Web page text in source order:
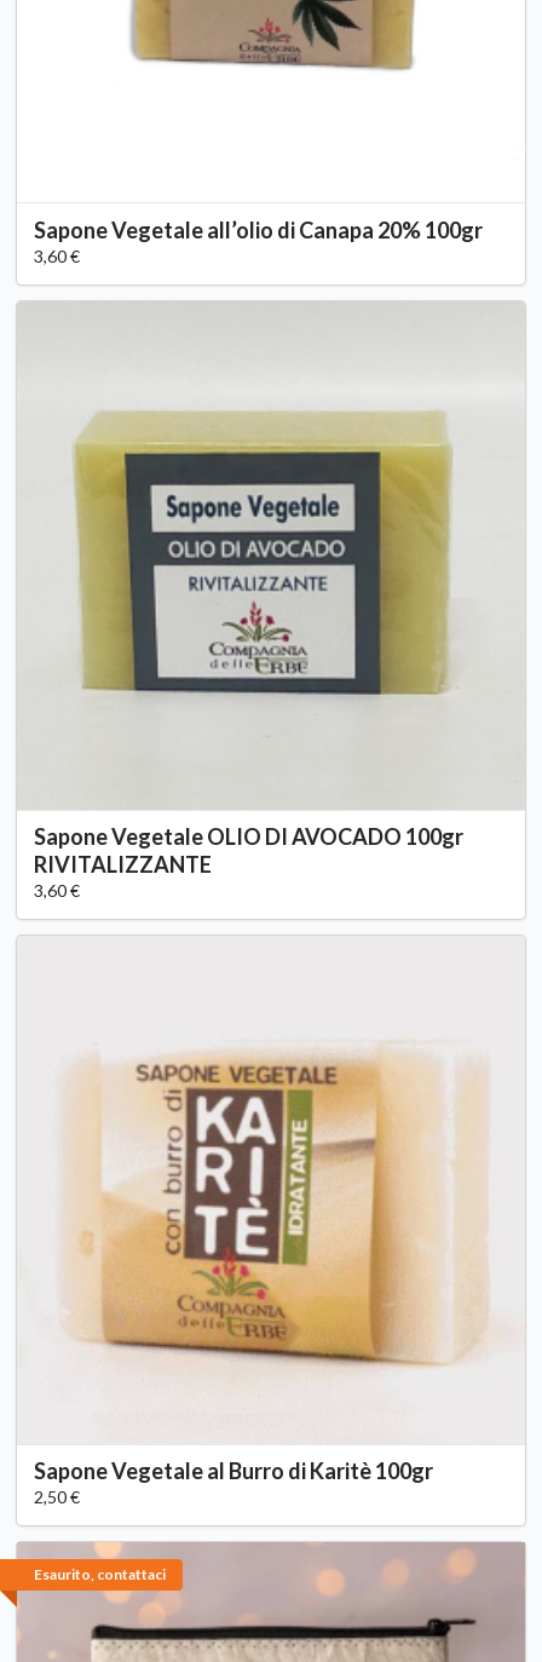
Sapone Vegetale all’olio di Canapa 20% 100gr
3,60 €
Sapone Vegetale OLIO DI AVOCADO 100gr
RIVITALIZZANTE
3,60 €
Sapone Vegetale al Burro di Karitè 100gr
2,50 €
Esaurito, contattaci